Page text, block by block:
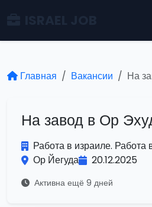
Главная Вакансии На
На завод в Ор
Работа в израиле. Работа
Ор Йегуда
20.12.2025
Активна ещё 9 дней